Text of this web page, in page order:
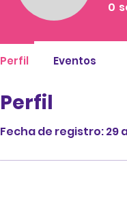
Perfil
Fecha de registro: 29
0
Perfil Eventos